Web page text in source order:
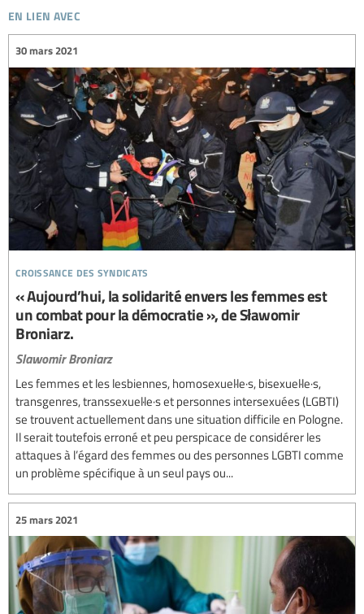
en lien avec
croissance des syndicats
30 mars 2021
« Aujourd’hui, la solidarité envers les femmes est
un combat pour la démocratie », de Sławomir
Broniarz.
Slawomir Broniarz
Les femmes et les lesbiennes, homosexuel·le·s, bisexuel·le·s,
transgenres, transsexuel·le·s et personnes intersexuées (LGBTI)
se trouvent actuellement dans une situation difficile en Pologne.
Il serait toutefois erroné et peu perspicace de considérer les
attaques à l’égard des femmes ou des personnes LGBTI comme
un problème spécifique à un seul pays ou...
25 mars 2021